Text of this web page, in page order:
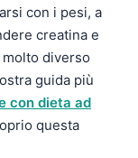
con i pesi, a
creatina e
diverso
guida più
con dieta ad
questa